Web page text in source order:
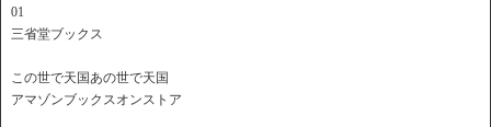
01
三省堂ブックス
この世で天国あの世で天国
アマゾンブックスオンストア